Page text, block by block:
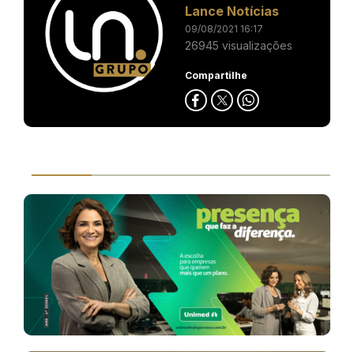
Lance Notícias
09/08/2021 16:17
26945 visualizações
Compartilhe